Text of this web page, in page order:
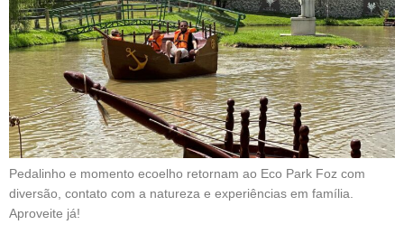
Pedalinho e momento ecoelho retornam ao Eco Park Foz com
diversão, contato com a natureza e experiências em família.
Aproveite já!